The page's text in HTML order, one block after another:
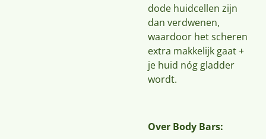
dode huidcellen zijn
dan verdwenen,
waardoor het scheren
extra makkelijk gaat +
je huid nóg gladder
wordt.
Over Body Bars: